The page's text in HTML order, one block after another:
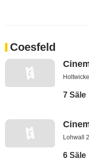
Coesfeld
7 Säle
Lohwall
6 Säle